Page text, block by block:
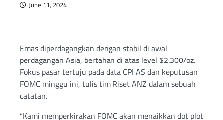
June 11, 2024
Emas diperdagangkan dengan stabil di awal
perdagangan Asia, bertahan di atas level $2.300/oz.
Fokus pasar tertuju pada data CPI AS dan keputusan
FOMC minggu ini, tulis tim Riset ANZ dalam sebuah
catatan.
“Kami memperkirakan FOMC akan menaikkan dot plot